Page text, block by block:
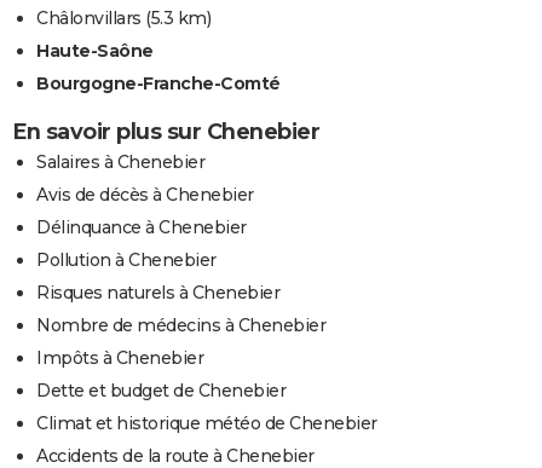
Châlonvillars (5.3 km)
Haute-Saône
Bourgogne-Franche-Comté
En savoir plus sur Chenebier
Salaires à Chenebier
Avis de décès à Chenebier
Délinquance à Chenebier
Pollution à Chenebier
Risques naturels à Chenebier
Nombre de médecins à Chenebier
Impôts à Chenebier
Dette et budget de Chenebier
Climat et historique météo de Chenebier
Accidents de la route à Chenebier